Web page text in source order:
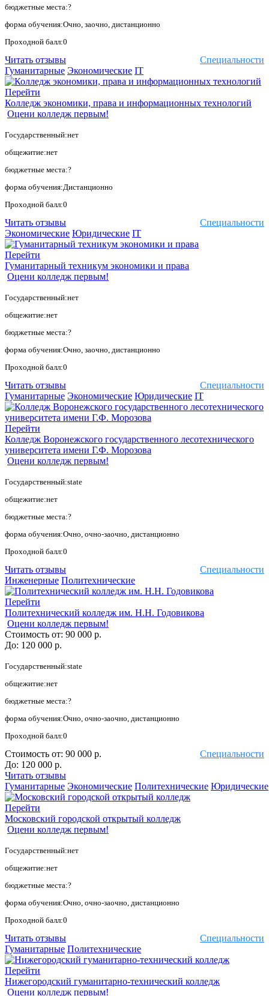
бюджетные места:?
форма обучения:Очно, заочно, дистанционно
Проходной балл:0
Специальности
Читать отзывы
Гуманитарные Экономические IT
Перейти
Колледж экономики, права и информационных технологий
Оцени колледж первым!
Государственный:нет
общежитие:нет
бюджетные места:?
форма обучения:Дистанционно
Проходной балл:0
Специальности
Читать отзывы
Экономические Юридические IT
Перейти
Гуманитарный техникум экономики и права
Оцени колледж первым!
Государственный:нет
общежитие:нет
бюджетные места:?
форма обучения:Очно, заочно, дистанционно
Проходной балл:0
Специальности
Читать отзывы
Гуманитарные Экономические Юридические IT
Перейти
Колледж Воронежского государственного лесотехнического
университета имени Г.Ф. Морозова
Оцени колледж первым!
Государственный:state
общежитие:нет
бюджетные места:?
форма обучения:Очно, очно-заочно, дистанционно
Проходной балл:0
Специальности
Читать отзывы
Инженерные Политехнические
Перейти
Политехнический колледж им. Н.Н. Годовикова
Оцени колледж первым!
Стоимость от: 90 000 р.
До: 120 000 р.
Государственный:state
общежитие:нет
бюджетные места:?
форма обучения:Очно, очно-заочно, дистанционно
Проходной балл:0
Специальности
Стоимость от: 90 000 р.
До: 120 000 р.
Читать отзывы
Гуманитарные Экономические Политехнические Юридические
Перейти
Московский городской открытый колледж
Оцени колледж первым!
Государственный:нет
общежитие:нет
бюджетные места:?
форма обучения:Очно, очно-заочно, дистанционно
Проходной балл:0
Специальности
Читать отзывы
Гуманитарные Политехнические
Перейти
Нижегородский гуманитарно-технический колледж
Оцени колледж первым!